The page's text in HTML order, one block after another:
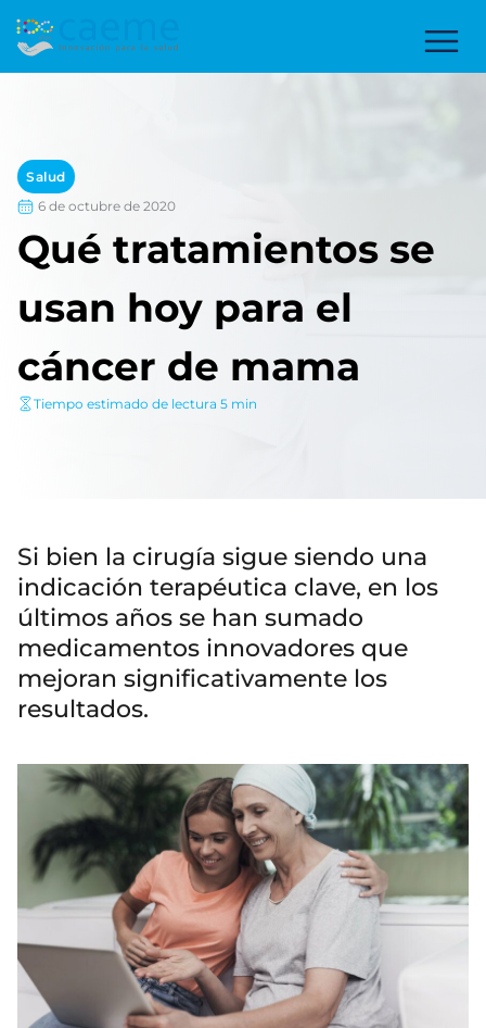
Salud
6 de octubre de 2020
Qué tratamientos se
usan hoy para el
cáncer de mama
Tiempo estimado de lectura 5 min
Si bien la cirugía sigue siendo una
indicación terapéutica clave, en los
últimos años se han sumado
medicamentos innovadores que
mejoran significativamente los
resultados.